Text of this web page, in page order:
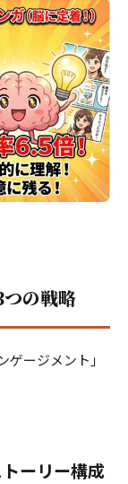
の戦略
ージメント」
ーリー構成